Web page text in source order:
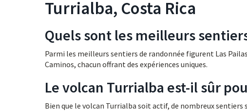
Turrialba, Costa Rica
Quels sont les meilleurs
Parmi les meilleurs sentiers de randonnée figurent Las
Caminos, chacun offrant des expériences uniques.
Le volcan Turrialba est-il sûr
Bien que le volcan Turrialba soit actif, de nombreux